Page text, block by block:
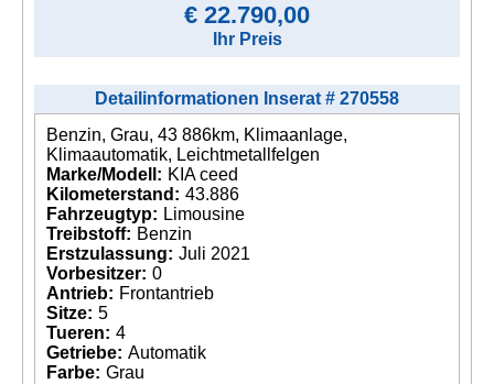
€ 22.790,00
Ihr Preis
Detailinformationen Inserat # 270558
Benzin, Grau, 43 886km, Klimaanlage,
Klimaautomatik, Leichtmetallfelgen
Marke/Modell: KIA ceed
Kilometerstand: 43.886
Fahrzeugtyp: Limousine
Treibstoff: Benzin
Erstzulassung: Juli 2021
Vorbesitzer: 0
Antrieb: Frontantrieb
Sitze: 5
Tueren: 4
Getriebe: Automatik
Farbe: Grau